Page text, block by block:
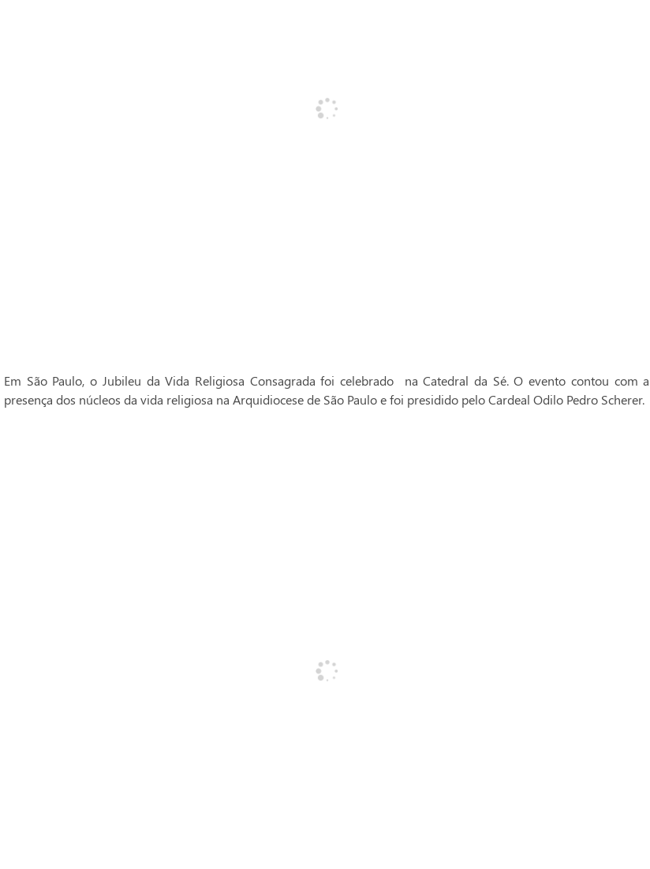
Em São Paulo, o Jubileu da Vida Religiosa Consagrada foi celebrado na Catedral da Sé. O evento contou com a
presença dos núcleos da vida religiosa na Arquidiocese de São Paulo e foi presidido pelo Cardeal Odilo Pedro Scherer.